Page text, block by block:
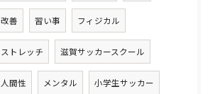
改善 習い事 フィジカル
ストレッチ 滋賀サッカースクール
人間性 メンタル 小学生サッカー